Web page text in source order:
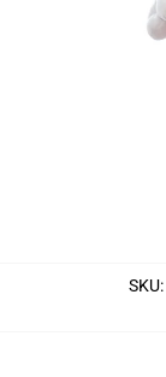
SKU: